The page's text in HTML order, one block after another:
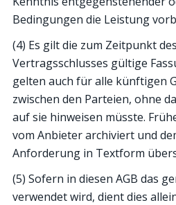
Bedingungen die Leistung
(4) Es gilt die zum Zeitpunkt
Vertragsschlusses gültige
gelten auch für alle künftigen
zwischen den Parteien, ohne
auf sie hinweisen müsste.
vom Anbieter archiviert und
Anforderung in Textform
(5) Sofern in diesen AGB das
verwendet wird, dient dies